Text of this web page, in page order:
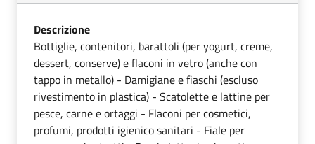
Descrizione
Bottiglie, contenitori, barattoli (per yogurt, creme,
dessert, conserve) e flaconi in vetro (anche con
tappo in metallo) - Damigiane e fiaschi (escluso
rivestimento in plastica) - Scatolette e lattine per
pesce, carne e ortaggi - Flaconi per cosmetici,
profumi, prodotti igienico sanitari - Fiale per